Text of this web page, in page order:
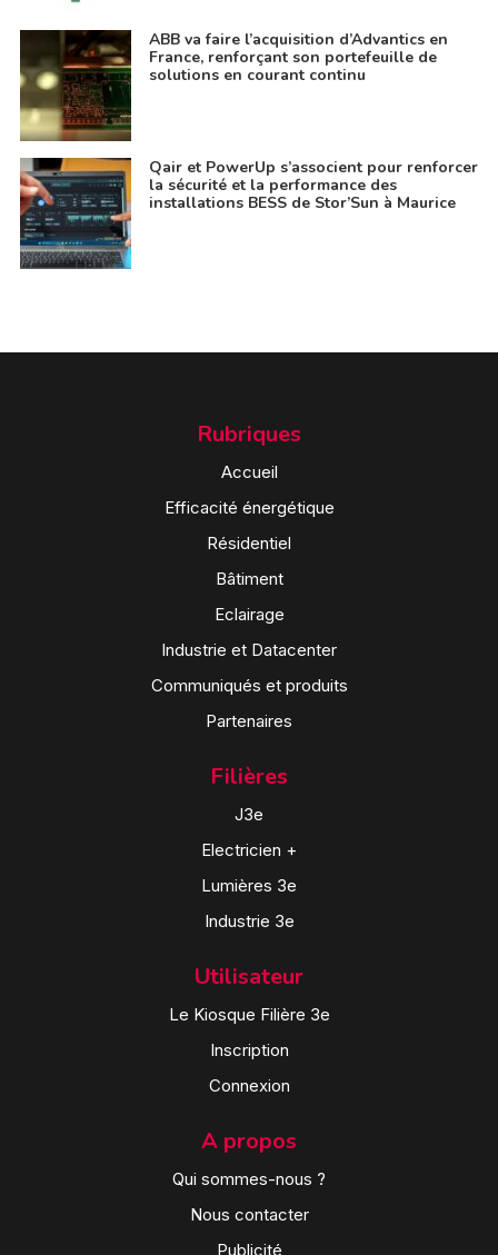
ABB va faire l’acquisition d’Advantics en
France, renforçant son portefeuille de
solutions en courant continu
Qair et PowerUp s’associent pour renforcer
la sécurité et la performance des
installations BESS de Stor’Sun à Maurice
Rubriques
Accueil
Efficacité énergétique
Résidentiel
Bâtiment
Eclairage
Industrie et Datacenter
Communiqués et produits
Partenaires
Filières
J3e
Electricien +
Lumières 3e
Industrie 3e
Utilisateur
Le Kiosque Filière 3e
Inscription
Connexion
A propos
Qui sommes-nous ?
Nous contacter
Publicité